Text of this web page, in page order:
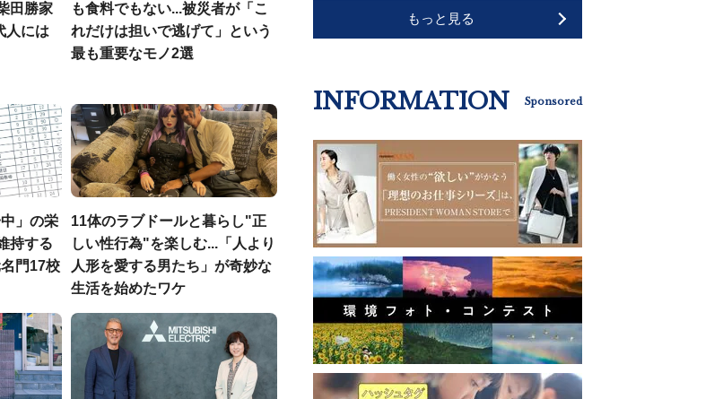
田勝家
人には
も食料でもない...被災者が「こ
れだけは担いで逃げて」という
最も重要なモノ2選
」の栄
持する
門17校
11体のラブドールと暮らし"正
しい性行為"を楽しむ...「人より
人形を愛する男たち」が奇妙な
生活を始めたワケ
もっと見る
INFORMATION Sponsored